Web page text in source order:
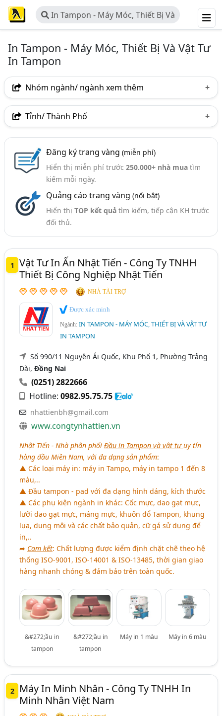
In Tampon - Máy Móc, Thiết Bị Và
Vật Tư In Tampon
In Tampon - Máy Móc, Thiết Bị Và Vật Tư
In Tampon
Nhóm ngành/ ngành xem thêm
Ngành nghề
Ngành xem thêm
In Ấn - Vật Tư Ngành In Ấn (439)
Mực In Công Nghiệp, Mực In Date (90)
Vật Tư In Lụa, Vật Tư In Lưới (73)
Tỉnh/ Thành Phố
Bình Dương
Bắc Ninh
Đăng ký trang vàng (miễn phí)
Hiển thị miễn phí trước 250.000+ nhà muatìm
kiếm mỗi ngày.
Quảng cáo trang vàng (nổi bật)
Hiển thị TOP kết quảtìm kiếm, tiếp cận KH trước
đối thủ.
1
Vật Tư In Ấn Nhật Tiến - Công Ty TNHH
Thiết Bị Công Nghiệp Nhật Tiến
NHÀ TÀI TRỢ
Được xác minh
Ngành:IN TAMPON - MÁY MÓC, THIẾT BỊ VÀ VẬT TƯ
IN TAMPON
Số 990/11 Nguyễn Ái Quốc, Khu Phố 1, Phường Trảng
Dài,Đồng Nai
(0251) 2822666
Hotline:0982.95.75.75
nhattienbh@gmail.com
www.congtynhattien.vn
Nhật Tiến - Nhà phân phốiĐầu in Tampon và vật tưuy tín
hàng đầu Miền Nam, với đa dạng sản phẩm:
▲ Các loại máy in: máy in Tampo, máy in tampo 1 đến 8
màu,..
▲ Đầu tampon - pad với đa dạng hình dáng, kích thước
▲ Các phụ kiện ngành in khác: Cốc mực, dao gạt mực,
lưỡi dao gạt mực, máng mực, khuôn đổ Tampon, khung
lụa, dung môi và các chất bảo quản, cữ gá sử dụng để
in,..
➦ Cam kết: Chất lượng được kiểm định chặt chẽ theo hệ
thống ISO-9001, ISO-14001 & ISO-13485, thời gian giao
hàng nhanh chóng & đảm bảo trên toàn quốc.
&#272;ầu in
tampon
&#272;ầu in
tampon
Máy in 1 màu Máy in 6 màu
2
Máy In Minh Nhân - Công Ty TNHH In
Minh Nhân Việt Nam